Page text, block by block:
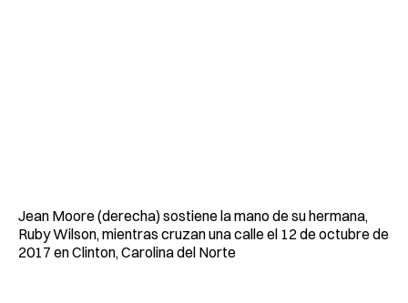
Jean Moore (derecha) sostiene la mano de su hermana,
Ruby Wilson, mientras cruzan una calle el 12 de octubre de
2017 en Clinton, Carolina del Norte